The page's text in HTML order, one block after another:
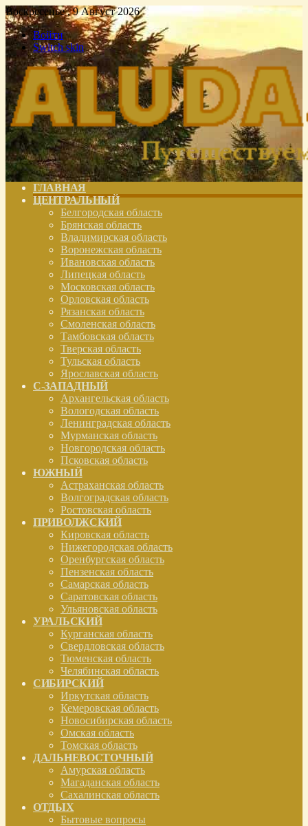
Воскресенье , 9 Август 2026
Войти
Switch skin
ГЛАВНАЯ
ЦЕНТРАЛЬНЫЙ
Белгородская область
Брянская область
Владимирская область
Воронежская область
Ивановская область
Липецкая область
Московская область
Орловская область
Рязанская область
Смоленская область
Тамбовская область
Тверская область
Тульская область
Ярославская область
С-ЗАПАДНЫЙ
Архангельская область
Вологодская область
Ленинградская область
Мурманская область
Новгородская область
Псковская область
ЮЖНЫЙ
Астраханская область
Волгоградская область
Ростовская область
ПРИВОЛЖСКИЙ
Кировская область
Нижегородская область
Оренбургская область
Пензенская область
Самарская область
Саратовская область
Ульяновская область
УРАЛЬСКИЙ
Курганская область
Свердловская область
Тюменская область
Челябинская область
СИБИРСКИЙ
Иркутская область
Кемеровская область
Новосибирская область
Омская область
Томская область
ДАЛЬНЕВОСТОЧНЫЙ
Амурская область
Магаданская область
Сахалинская область
ОТДЫХ
Бытовые вопросы